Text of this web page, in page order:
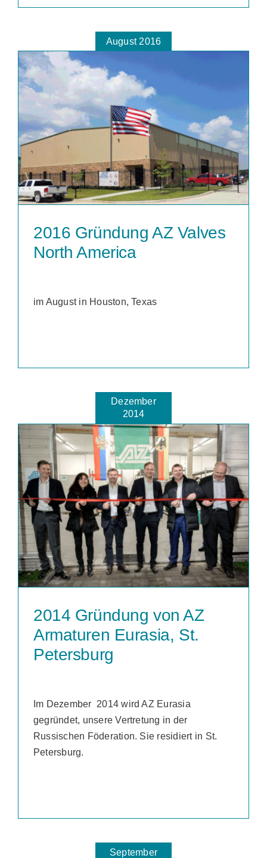
August 2016
2016 Gründung AZ Valves
North America
im August in Houston, Texas
Dezember
2014
2014 Gründung von AZ
Armaturen Eurasia, St.
Petersburg
Im Dezember 2014 wird AZ Eurasia
gegründet, unsere Vertretung in der
Russischen Föderation. Sie residiert in St.
Petersburg.
September